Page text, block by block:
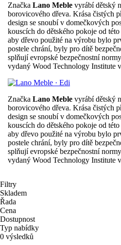
Značka Lano Meble vyrábí dětský
borovicového dřeva. Krása čistých
design se snoubí v domečkových
kouscích do dětského pokoje od
aby dřevo použité na výrobu bylo
postele chrání, byly pro dítě
splňují evropské bezpečnostní
vydaný Wood Technology Institute
Značka Lano Meble vyrábí dětský
borovicového dřeva. Krása čistých
design se snoubí v domečkových
kouscích do dětského pokoje od
aby dřevo použité na výrobu bylo
postele chrání, byly pro dítě
splňují evropské bezpečnostní
vydaný Wood Technology Institute
Filtry
Skladem
Řada
Cena
Dostupnost
Typ nabídky
0 výsledků